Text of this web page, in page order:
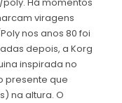
viragens
nos anos 80 foi
depois, a Korg
inspirada no
presente que
na altura. O